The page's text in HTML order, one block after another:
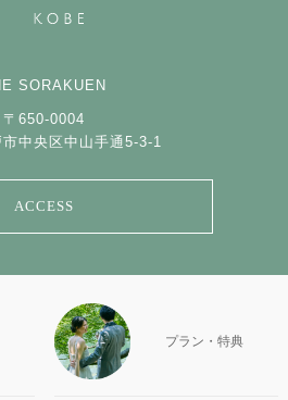
SORAKUEN
〒650-0004
中央区中山手通5-3-1
ACCESS
プラン・特典